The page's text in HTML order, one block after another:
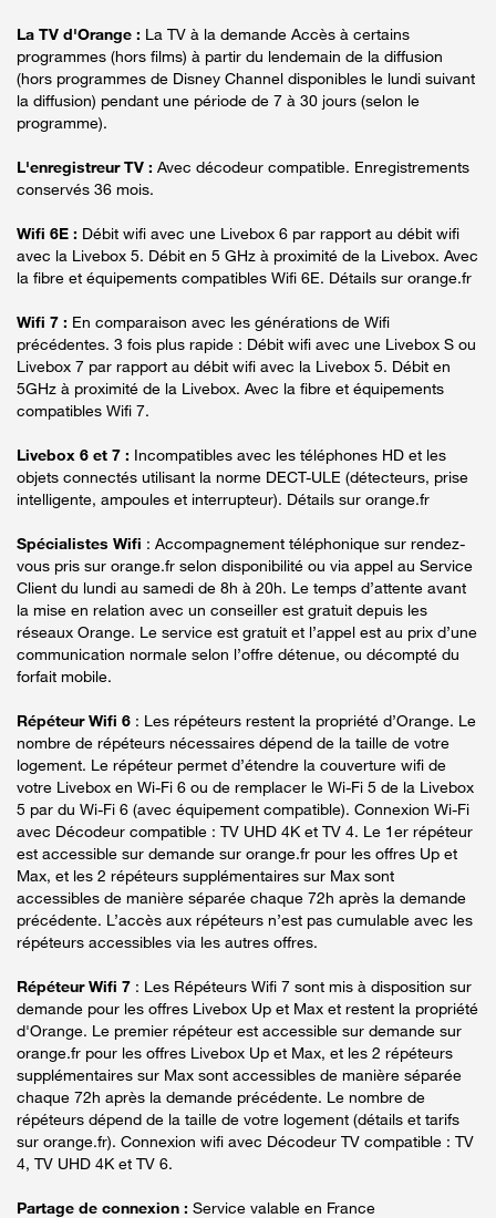
La TV d'Orange : La TV à la demande Accès à certains
programmes (hors films) à partir du lendemain de la diffusion
(hors programmes de Disney Channel disponibles le lundi suivant
la diffusion) pendant une période de 7 à 30 jours (selon le
programme).
L'enregistreur TV : Avec décodeur compatible. Enregistrements
conservés 36 mois.
Wifi 6E : Débit wifi avec une Livebox 6 par rapport au débit wifi
avec la Livebox 5. Débit en 5 GHz à proximité de la Livebox. Avec
la fibre et équipements compatibles Wifi 6E. Détails sur orange.fr
Wifi 7 : En comparaison avec les générations de Wifi
précédentes. 3 fois plus rapide : Débit wifi avec une Livebox S ou
Livebox 7 par rapport au débit wifi avec la Livebox 5. Débit en
5GHz à proximité de la Livebox. Avec la fibre et équipements
compatibles Wifi 7.
Livebox 6 et 7 : Incompatibles avec les téléphones HD et les
objets connectés utilisant la norme DECT-ULE (détecteurs, prise
intelligente, ampoules et interrupteur). Détails sur orange.fr
Spécialistes Wifi : Accompagnement téléphonique sur rendez-
vous pris sur orange.fr selon disponibilité ou via appel au Service
Client du lundi au samedi de 8h à 20h. Le temps d’attente avant
la mise en relation avec un conseiller est gratuit depuis les
réseaux Orange. Le service est gratuit et l’appel est au prix d’une
communication normale selon l’offre détenue, ou décompté du
forfait mobile.
Répéteur Wifi 6 : Les répéteurs restent la propriété d’Orange. Le
nombre de répéteurs nécessaires dépend de la taille de votre
logement. Le répéteur permet d’étendre la couverture wifi de
votre Livebox en Wi-Fi 6 ou de remplacer le Wi-Fi 5 de la Livebox
5 par du Wi-Fi 6 (avec équipement compatible). Connexion Wi-Fi
avec Décodeur compatible : TV UHD 4K et TV 4. Le 1er répéteur
est accessible sur demande sur orange.fr pour les offres Up et
Max, et les 2 répéteurs supplémentaires sur Max sont
accessibles de manière séparée chaque 72h après la demande
précédente. L’accès aux répéteurs n’est pas cumulable avec les
répéteurs accessibles via les autres offres.
Répéteur Wifi 7 : Les Répéteurs Wifi 7 sont mis à disposition sur
demande pour les offres Livebox Up et Max et restent la propriété
d'Orange. Le premier répéteur est accessible sur demande sur
orange.fr pour les offres Livebox Up et Max, et les 2 répéteurs
supplémentaires sur Max sont accessibles de manière séparée
chaque 72h après la demande précédente. Le nombre de
répéteurs dépend de la taille de votre logement (détails et tarifs
sur orange.fr). Connexion wifi avec Décodeur TV compatible : TV
4, TV UHD 4K et TV 6.
Partage de connexion : Service valable en France